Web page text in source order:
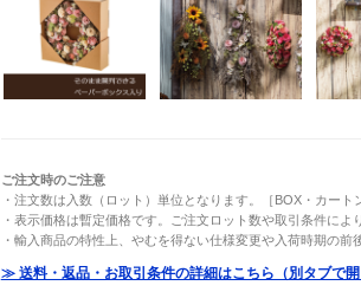
ご注文時のご注意
・注文数は入数（ロット）単位となります。［BOX・カー
・表示価格は暫定価格です。ご注文ロット数や取引条件に
・輸入商品の特性上、やむを得ない仕様変更や入荷時期の
≫ 送料・返品・お取引条件の詳細はこちら（別タブで開